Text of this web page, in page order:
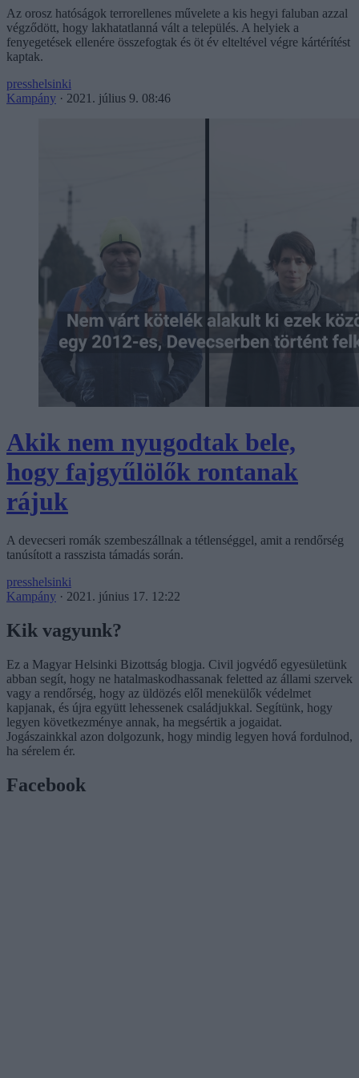
Az orosz hatóságok terrorellenes művelete a kis hegyi faluban azzal
végződött, hogy lakhatatlanná vált a település. A helyiek a
fenyegetések ellenére összefogtak és öt év elteltével végre kártérítést
kaptak.
presshelsinki
Kampány · 2021. július 9. 08:46
Akik nem nyugodtak bele,
hogy fajgyűlölők rontanak
rájuk
A devecseri romák szembeszállnak a tétlenséggel, amit a rendőrség
tanúsított a rasszista támadás során.
presshelsinki
Kampány · 2021. június 17. 12:22
Kik vagyunk?
Ez a Magyar Helsinki Bizottság blogja. Civil jogvédő egyesületünk
abban segít, hogy ne hatalmaskodhassanak feletted az állami szervek
vagy a rendőrség, hogy az üldözés elől menekülők védelmet
kapjanak, és újra együtt lehessenek családjukkal. Segítünk, hogy
legyen következménye annak, ha megsértik a jogaidat.
Jogászainkkal azon dolgozunk, hogy mindig legyen hová fordulnod,
ha sérelem ér.
Facebook